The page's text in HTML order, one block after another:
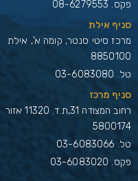
פקס. 08-6279553
סניף אילת
מרכז סיטי סנטר, קומה א', אילת
8850100
טל. 03-6083080
סניף מרכז
רחוב המצודה 31,ת.ד. 11320 אזור
5800174
טל. 03-6083066
פקס. 03-6083020